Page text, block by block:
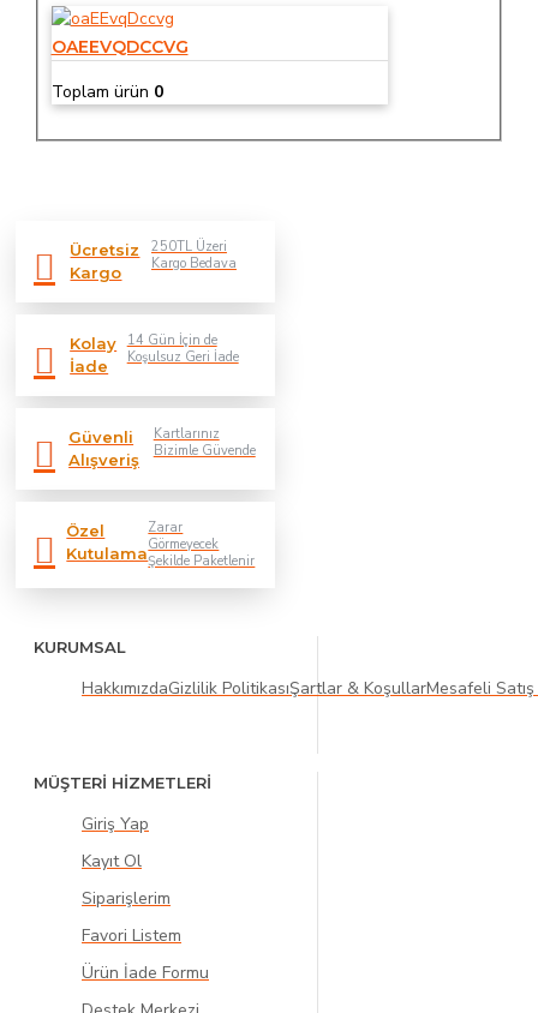
OAEEVQDCCVG
Toplam ürün 0
Ücretsiz
Kargo
250TL Üzeri
Kargo Bedava
Kolay
İade
14 Gün İçin de
Koşulsuz Geri İade
Güvenli
Alışveriş
Kartlarınız
Bizimle Güvende
Özel
Kutulama
Zarar
Görmeyecek
Şekilde Paketlenir
KURUMSAL
HakkımızdaGizlilik PolitikasıŞartlar & KoşullarMesafeli
MÜŞTERİ HİZMETLERİ
Giriş Yap
Kayıt Ol
Siparişlerim
Favori Listem
Ürün İade Formu